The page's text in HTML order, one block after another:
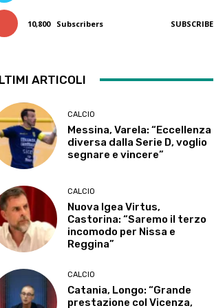
10,800 Subscribers SUBSCRIBE
ARTICOLI
CALCIO
Messina, Varela: “Eccellenza
diversa dalla Serie D, voglio
segnare e vincere”
CALCIO
Nuova Igea Virtus,
Castorina: “Saremo il terzo
incomodo per Nissa e
Reggina”
CALCIO
Catania, Longo: “Grande
prestazione col Vicenza,